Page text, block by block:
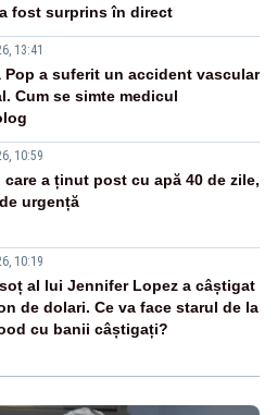
fost surprins în direct
13:41
Pop a suferit un accident vascular
Cum se simte medicul
10:59
a ținut post cu apă 40 de zile,
urgență
10:19
al lui Jennifer Lopez a câștigat
de dolari. Ce va face starul de la
cu banii câștigați?